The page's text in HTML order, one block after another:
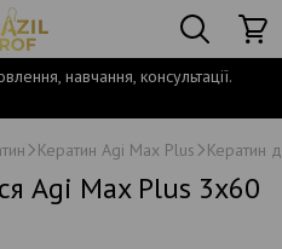
навчання, консультації.
Кератин Agi Max Plus Кератин
Agi Max Plus 3x60